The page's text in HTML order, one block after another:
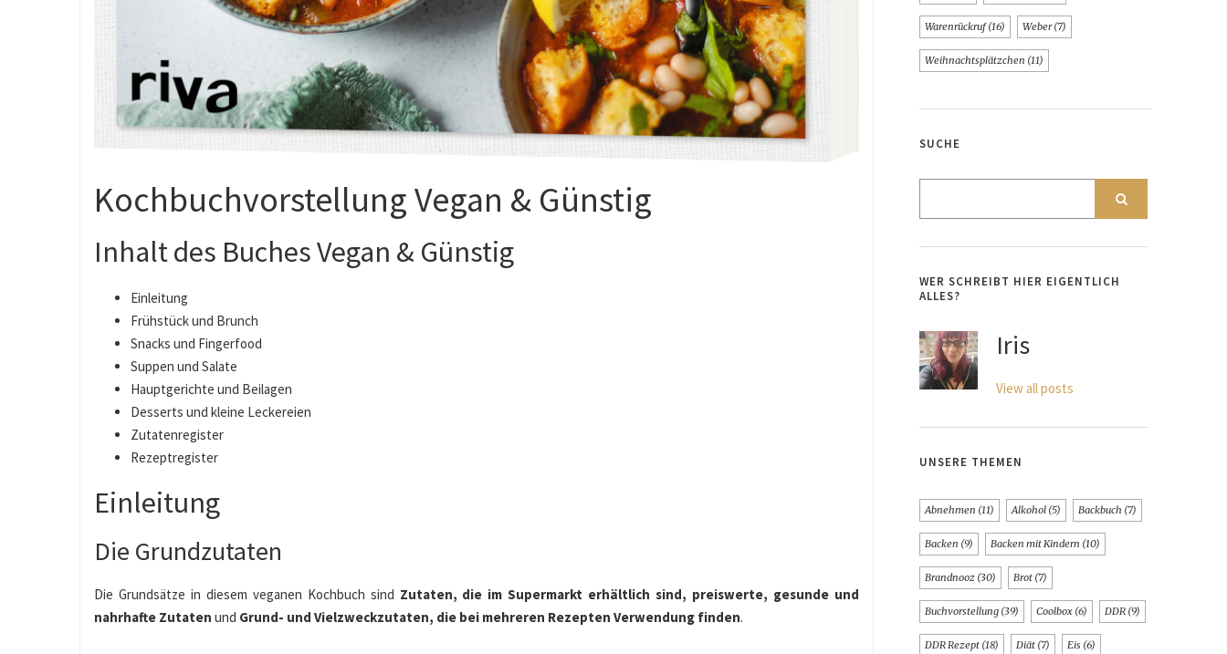
Kochbuchvorstellung Vegan & Günstig
Inhalt des Buches Vegan & Günstig
Einleitung
Frühstück und Brunch
Snacks und Fingerfood
Suppen und Salate
Hauptgerichte und Beilagen
Desserts und kleine Leckereien
Zutatenregister
Rezeptregister
Einleitung
Die Grundzutaten
Die Grundsätze in diesem veganen Kochbuch sind Zutaten, die im Supermarkt erhältlich sind, preiswerte, gesunde und
nahrhafte Zutaten und Grund- und Vielzweckzutaten, die bei mehreren Rezepten Verwendung finden.
Warenrückruf(16) Weber(7)
Weihnachtsplätzchen (11)
SUCHE
WER SCHREIBT HIER EIGENTLICH
ALLES?
Iris
View all posts
UNSERE THEMEN
Abnehmen (11) Alkohol (5) Backbuch (7)
Backen (9) Backen mit Kindern (10)
Brandnooz (30) Brot (7)
Buchvorstellung (39) Coolbox (6) DDR (9)
DDR Rezept (18) Diät (7) Eis (6)